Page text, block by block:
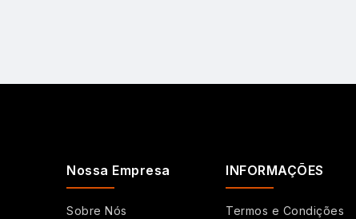
Nossa Empresa
Sobre Nós
INFORMAÇÕES
Termos e Condições